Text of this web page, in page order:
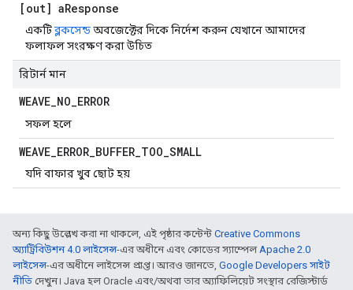
[out] aResponse
একটিব্লকসেন্ডঅবজেক্টের দিকে নির্দেশ করুন যেখানে আমাদের
ফলাফল সংরক্ষণ করা উচিত
রিটার্ন মান
WEAVE_NO_ERROR
সফল হলে
WEAVE_ERROR_BUFFER_TOO_SMALL
যদি বাফার খুব ছোট হয়
অন্য কিছু উল্লেখ করা না থাকলে, এই পৃষ্ঠার কন্টেন্ট Creative Commons
অ্যাট্রিবিউশন 4.0 লাইসেন্স-এর অধীনে এবং কোডের স্যাম্পেলApache 2.0
লাইসেন্স-এর অধীনে লাইসেন্স প্রাপ্ত। আরও জানতে, Google Developers সাইট
নীতি দেখুন। Java হল Oracle এবং/অথবা তার অ্যাফিলিয়েট সংস্থার রেজিস্টার্ড